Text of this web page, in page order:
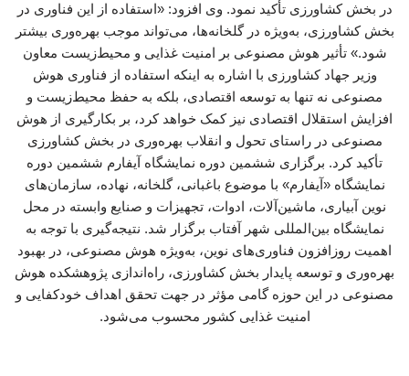
در بخش کشاورزی تأکید نمود. وی افزود: «استفاده از این فناوری در
بخش کشاورزی، به‌ویژه در گلخانه‌ها، می‌تواند موجب بهره‌وری بیشتر
شود.» تأثیر هوش مصنوعی بر امنیت غذایی و محیط‌زیست معاون
وزیر جهاد کشاورزی با اشاره به اینکه استفاده از فناوری هوش
مصنوعی نه تنها به توسعه اقتصادی، بلکه به حفظ محیط‌زیست و
افزایش استقلال اقتصادی نیز کمک خواهد کرد، بر بکارگیری از هوش
مصنوعی در راستای تحول و انقلاب بهره‌وری در بخش کشاورزی
تأکید کرد. برگزاری ششمین دوره نمایشگاه آیفارم ششمین دوره
نمایشگاه «آیفارم» با موضوع باغبانی، گلخانه، نهاده، سازمان‌های
نوین آبیاری، ماشین‌آلات، ادوات، تجهیزات و صنایع وابسته در محل
نمایشگاه بین‌المللی شهر آفتاب برگزار شد. نتیجه‌گیری با توجه به
اهمیت روزافزون فناوری‌های نوین، به‌ویژه هوش مصنوعی، در بهبود
بهره‌وری و توسعه پایدار بخش کشاورزی، راه‌اندازی پژوهشکده هوش
مصنوعی در این حوزه گامی مؤثر در جهت تحقق اهداف خودکفایی و
امنیت غذایی کشور محسوب می‌شود.